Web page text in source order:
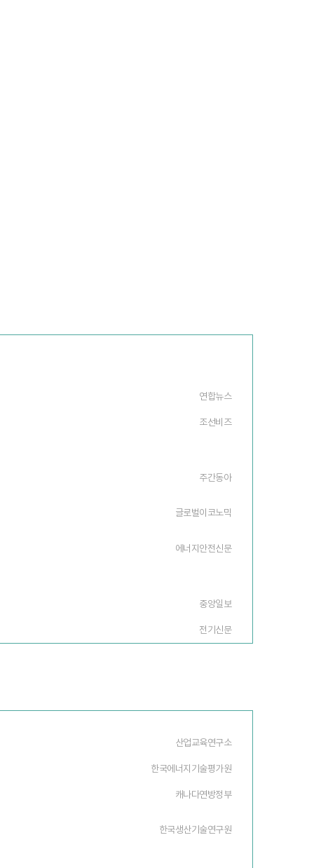
연합뉴스
조선비즈
주간동아
글로벌이코노믹
에너지안전신문
중앙일보
전기신문
산업교육연구소
한국에너지기술평가원
캐나다연방정부
한국생산기술연구원